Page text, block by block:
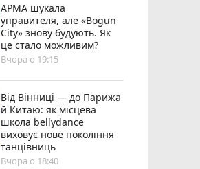
АРМА шукала
управителя, але «Bogun
City» знову будують. Як
це стало можливим?
Вчора о 19:15
Від Вінниці — до Парижа
й Китаю: як місцева
школа bellydance
виховує нове покоління
танцівниць
Вчора о 18:40